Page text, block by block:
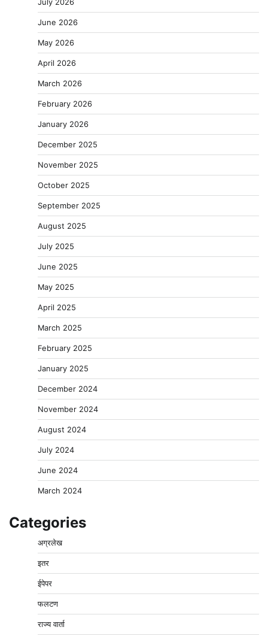
July 2026
June 2026
May 2026
April 2026
March 2026
February 2026
January 2026
December 2025
November 2025
October 2025
September 2025
August 2025
July 2025
June 2025
May 2025
April 2025
March 2025
February 2025
January 2025
December 2024
November 2024
August 2024
July 2024
June 2024
March 2024
Categories
अग्रलेख
इतर
ईपेपर
फलटण
राज्य वार्ता